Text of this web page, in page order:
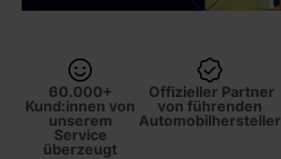
60.000+
Kund:innen von
unserem
Service
überzeugt
Offizieller Partner
von führenden
Automobilhersteller